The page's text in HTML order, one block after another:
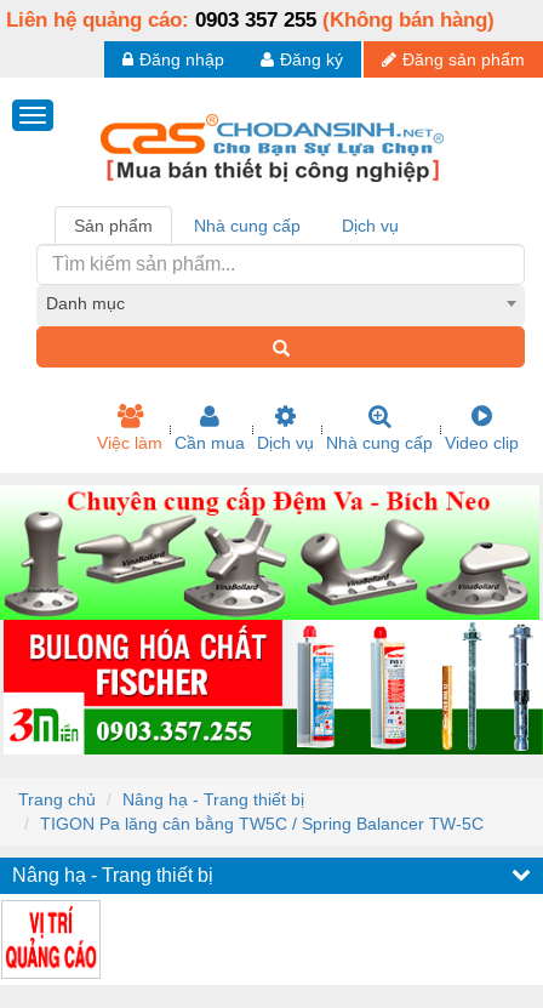
Liên hệ quảng cáo: 0903 357 255 (Không bán hàng)
Đăng sản phẩm
Đăng ký
Đăng nhập
Sản phẩm Nhà cung cấp Dịch vụ
Danh mục
Việc làm Cần mua Dịch vụ Nhà cung cấp Video clip
Trang chủ
Nâng hạ - Trang thiết bị
TIGON Pa lăng cân bằng TW5C / Spring Balancer TW-5C
Nâng hạ - Trang thiết bị